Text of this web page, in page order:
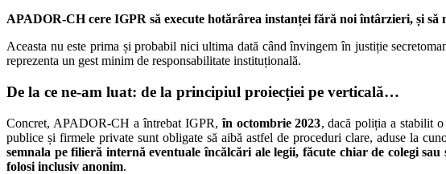
APADOR-CH cere IGPR să execute hotărârea instanței fără noi întârzieri, și
Aceasta nu este prima și probabil nici ultima dată când învingem în justiție
reprezenta un gest minim de responsabilitate instituțională.
De la ce ne-am luat: de la principiul proiecției pe verticală…
Concret, APADOR-CH a întrebat IGPR,în octombrie 2023, dacă poliția a stabilit
publice și firmele private sunt obligate să aibă astfel de proceduri clare, aduse la
semnala pe filieră internă eventuale încălcări ale legii, făcute chiar de colegi
folosi inclusiv anonim.